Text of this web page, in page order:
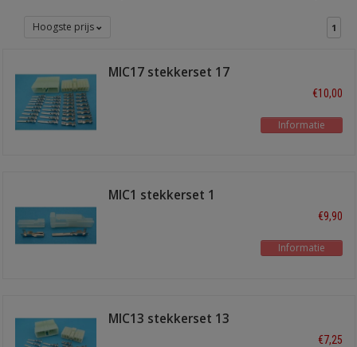
Hoogste prijs 1
MIC17 stekkerset 17
€10,00
Informatie
MIC1 stekkerset 1
€9,90
Informatie
MIC13 stekkerset 13
€7,25